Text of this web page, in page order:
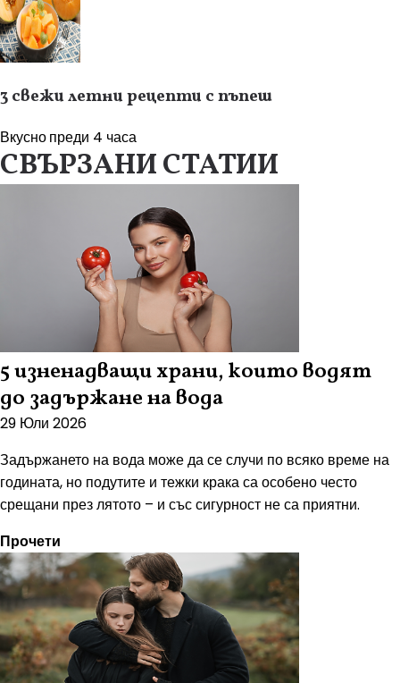
3 свежи летни рецепти с пъпеш
Вкуснопреди 4 часа
СВЪРЗАНИ СТАТИИ
5 изненадващи храни, които водят
до задържане на вода
29 Юли 2026
Задържането на вода може да се случи по всяко време на
годината, но подутите и тежки крака са особено често
срещани през лятото – и със сигурност не са приятни.
Прочети